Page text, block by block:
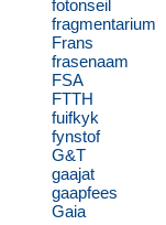
fotonseil
fragmentarium
Frans
frasenaam
FSA
FTTH
fuifkyk
fynstof
G&T
gaajat
gaapfees
Gaia